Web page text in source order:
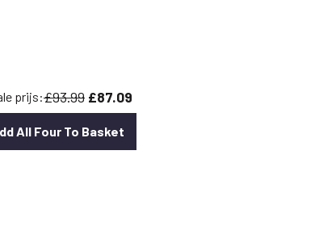
prijs:£93.99 £87.09
All Four To Basket